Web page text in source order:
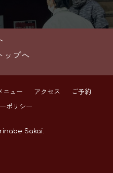
ップへ
ニュー アクセス
ご予約
ポリシー
Sakai.